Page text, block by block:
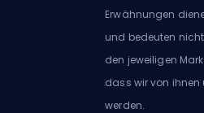
Erwähnungen
und bedeuten
den jeweiligen
dass wir von ihnen
werden.